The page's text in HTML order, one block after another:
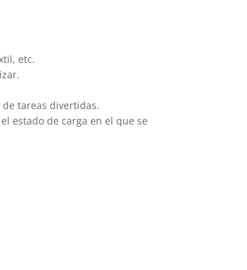
etc.
tareas divertidas.
estado de carga en el que se